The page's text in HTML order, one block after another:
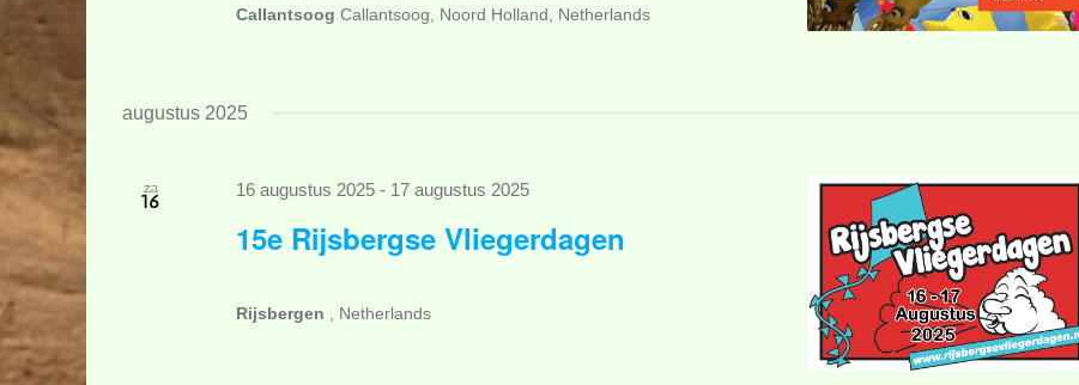
CallantsoogCallantsoog, Noord Holland, Netherlands
augustus 2025
za
16
15e Rijsbergse Vliegerdagen
16 augustus 2025 - 17 augustus 2025
Rijsbergen , Netherlands